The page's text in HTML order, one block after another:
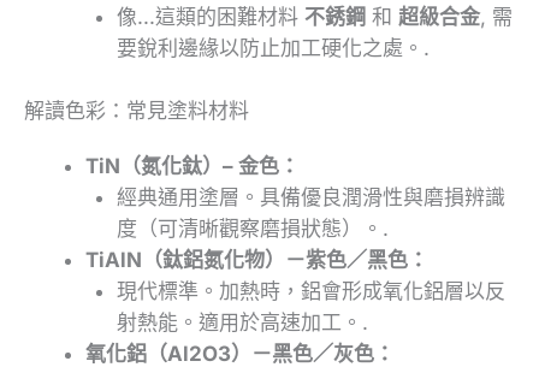
像...這類的困難材料 不銹鋼 和 超級合金, 需
要銳利邊緣以防止加工硬化之處。.
解讀色彩：常見塗料材料
TiN（氮化鈦）– 金色：
經典通用塗層。具備優良潤滑性與磨損辨識
度（可清晰觀察磨損狀態）。.
TiAlN（鈦鋁氮化物）－紫色／黑色：
現代標準。加熱時，鋁會形成氧化鋁層以反
射熱能。適用於高速加工。.
氧化鋁（Al2O3）－黑色／灰色：